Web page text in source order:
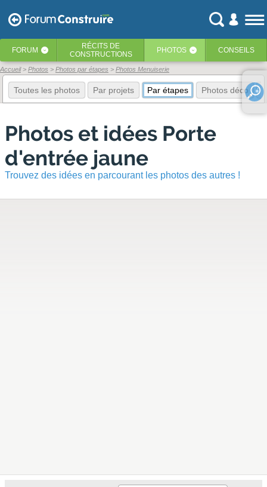
FORUM ‹ RÉCITS DE
CONSTRUCTIONS
PHOTOS ‹ CONSEILS
Accueil Photos Photos par étapes Photos Menuiserie
Toutes les photos Par projets Par étapes Photos déco
Photos et idées Porte
d'entrée jaune
Trouvez des idées en parcourant les photos des autres !